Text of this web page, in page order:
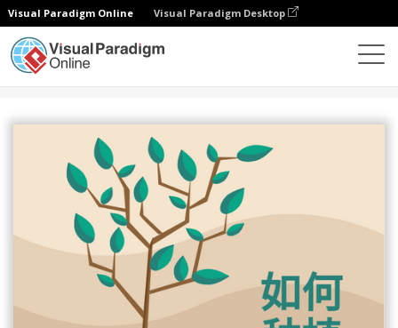
Visual Paradigm Online Visual Paradigm Desktop